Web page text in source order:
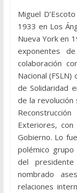
Miguel
1933 en Los
Nueva York en
exponentes
colaboración
Nacional
de Solidaridad
de la revolución
Exteriores,
Gobierno. Lo
polémico
del
nombrado
relaciones